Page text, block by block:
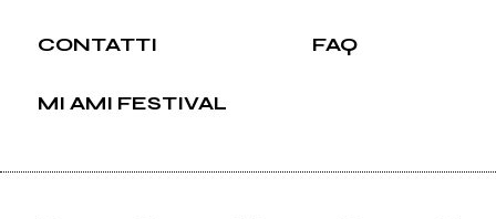
CONTATTI FAQ
MI AMI FESTIVAL